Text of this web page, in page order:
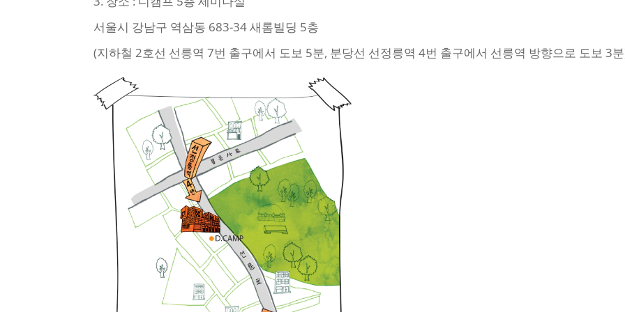
서울시 강남구 역삼동 683-34 새롬빌딩 5층
(지하철 2호선 선릉역 7번 출구에서 도보 5분, 분당선 선정릉역 4번 출구에서 선릉역 방향으로 도보 3